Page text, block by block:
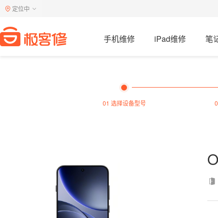
定位中
手机维修 iPad维修 笔
01 选择设备型号